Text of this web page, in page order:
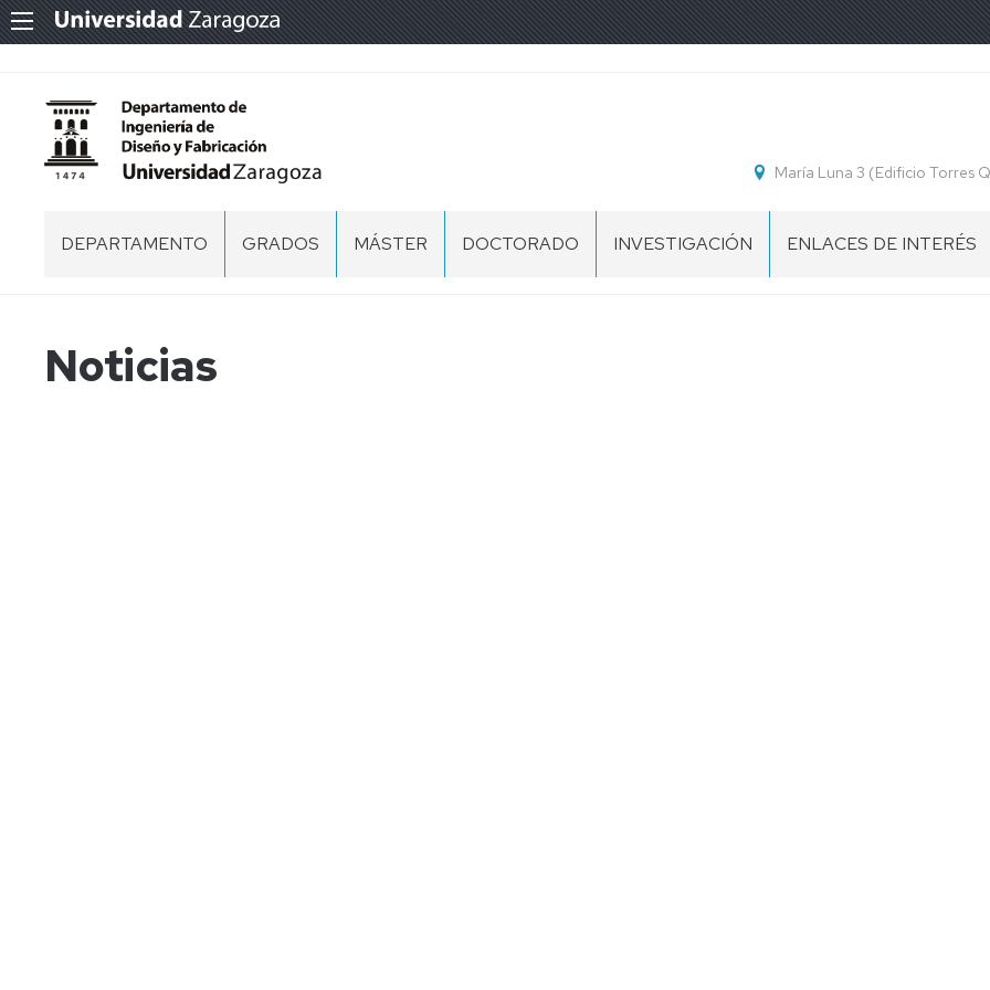
María Luna 3 (Edificio Torres
DEPARTAMENTO
ÁREAS
GRADOS MÁSTER DOCTORADO INVESTIGACIÓN ENLACES DE INTERÉS
Noticias